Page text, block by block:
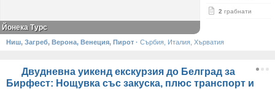
2 грабнати
Йонека Турс
Ниш, Загреб, Верона, Венеция, Пирот · Сърбия, Италия, Хърватия
Двудневна уикенд екскурзия до Белград за
Бирфест: Нощувка със закуска, плюс транспорт и